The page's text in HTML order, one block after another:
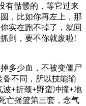
有骷髅的，等它过来
，比如你再左上，那
实在跑不掉了，就回
到，要不你就废啦!
多少血，不被变僵尸
不同，所以技能输
+折颈+野蛮冲撞+地
亡摇篮第三套，念气